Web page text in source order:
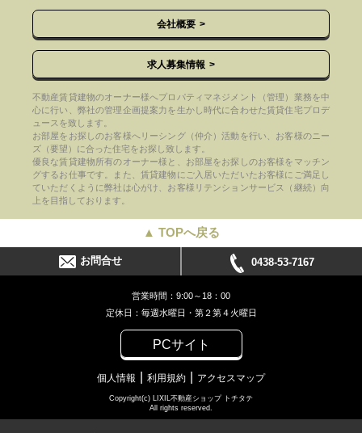
会社概要
求人募集情報
不動産賃貸建物のオーナー様へプロパティマネジメント（管理）業務を中
心に行い、弊社の管理企画提案力を生かし時代に合わせた賃貸住宅プロデ
ュースを致します。
お部屋をお探しのお客様へリーシング（仲介）活動を行い、お客様のニー
ズ（要望）に合った住宅をお探し致します。
優良な賃貸建物所有のオーナー様と、お部屋をお探しのお客様をマッチン
グするお仕事です。また、賃貸建物にご入居いただいたお客様にご満足し
ていただくように弊社は心がけ、お客様リテンションサービス（継続）向
上を目指しております。
▲ TOPへ戻る
お問合せ 0438-53-7167
営業時間：9:00～18：00
定休日：毎週水曜日・第２第４火曜日
PCサイト
個人情報 利用規約 アクセスマップ
Copyright(c) LIXIL不動産ショップ トチタテ
All rights reserved.